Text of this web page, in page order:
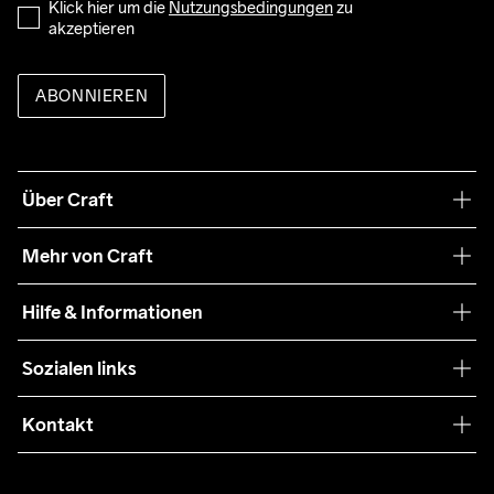
Klick hier um die Nutzungsbedingungen zu
akzeptieren
ABONNIEREN
Über Craft
Nachhaltigkeit
Mehr von Craft
Teamwear
Zusammenarbeit
Press
Hilfe & Informationen
Retouren
Kundendienst
Sozialen links
Kontakt